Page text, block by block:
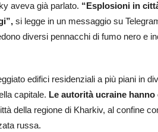
aveva già parlato. “Esplosioni in
si legge in un messaggio su
diversi pennacchi di fumo nero e
edifici residenziali a più piani in
capitale. Le autorità ucraine
della regione di Kharkiv, al confine
russa.